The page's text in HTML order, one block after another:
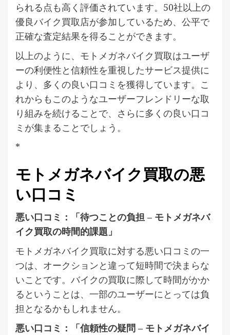
られる点も高く評価されています。50社以上の
優良バイク買取店が参加しているため、公平で
正確な査定結果を得ることができます。
以上のように、モトメガネバイク買取はユーザ
ーの利便性と信頼性を重視したサービス提供に
より、多くの良い口コミを獲得しています。こ
れからもこのようなユーザーフレンドリーな取
り組みを続けることで、さらに多くの良い口コ
ミが集まることでしょう。
*
モトメガネバイク買取の悪
い口コミ
悪い口コミ：「待つことの負担 – モトメガネバ
イク買取の時間的課題」
モトメガネバイク買取に対する悪い口コミの一
つは、オークションと違って短時間で決まらな
いことです。バイクの買取に際して時間がかか
るということは、一部のユーザーにとっては負
担となるかもしれません。
悪い口コミ：「信頼性の疑問 – モトメガネバイ